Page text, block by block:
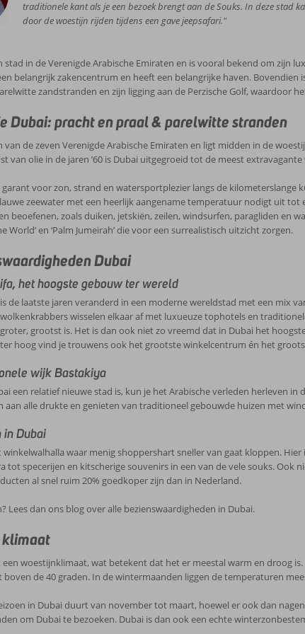
& klimaat
in Dubai duurt van november tot maart, hoewel er ook dan nagenoeg
maanden om Dubai te bezoeken. Dubai is dan ook een echte
24°C 27°C
per dag 8 8 9 10 11 12
regen 3 3 5 3 0 0
weersverwachting Dubai
naar Dubai
vind je nog wat handige informatie om goed voorbereid op vakantie te
stad met een rijke en diverse cultuur. De stad is gelegen in de Verenigde Arabische
met de Islam. De Islam beïnvloedt veel aspecten van het dagelijks leven in Dubai, zoals de
eten en bidden.
is Dubai ook een belangrijke handelsstad, wat heeft geleid tot een diverse bevolking
de traditionele feestdagen van de Koran. De volgende belangrijke feestdagen
1 januari: Nieuwjaarsdag
februari t/m 29 maart: Ramadan
maart: Eid Al Fitr (Suikerfeest)
juni: Arafat dag
juni t/m 8 juni: Eid al-Adha (Offerfeest)
september t/m 5 september: Mawlid an-Nabi (geboortedag van de
december: Nationale dag
betaald met de Dirham. De officiële afkorting van de Dirham is AED, maar in
999
998
997
traditionele kant als je een bezoek brengt aan de Souks. In deze stad
door de woestijn rijden tijdens een gave jeepsafari."
stad in de Verenigde Arabische Emiraten en is vooral bekend om zijn
belangrijk zakencentrum en heeft een belangrijke haven.
zandstranden en zijn ligging aan de Perzische Golf, waardoor
Dubai: pracht en praal & parelwitte stranden
van de zeven Verenigde Arabische Emiraten en ligt midden in de
van olie in de jaren ’60 is Dubai uitgegroeid tot de meest
garant voor zon, strand en watersportplezier langs de
zeewater met een heerlijk aangename temperatuur nodigt uit tot
beoefenen, zoals duiken, jetskiën, zeilen, windsurfen, paragliden en
World’ en ‘Palm Jumeirah’ die voor een surrealistisch uitzicht zorgen.
Dubai
het hoogste gebouw ter wereld
de laatste jaren veranderd in een moderne wereldstad met een mix
wisselen elkaar af met luxueuze tophotels en
grootst is. Het is dan ook niet zo vreemd dat in Dubai het
hoog vind je trouwens ook het grootste winkelcentrum én het
wijk Bastakiya
een relatief nieuwe stad is, kun je het Arabische verleden herleven
aan alle drukte en genieten van traditioneel gebouwde huizen met
Dubai
winkelwalhalla waar menig shoppershart sneller van gaat kloppen.
tot specerijen en kitscherige souvenirs in een van de vele souks. Ook
al snel ruim 20% goedkoper zijn dan in Nederland.
Lees dan ons blog over alle bezienswaardigheden in Dubai.
klimaat
een woestijnklimaat, wat betekent dat het er meestal warm en droog
de 40 graden. In de wintermaanden liggen de temperaturen
in Dubai duurt van november tot maart, hoewel er ook dan
om Dubai te bezoeken. Dubai is dan ook een echte